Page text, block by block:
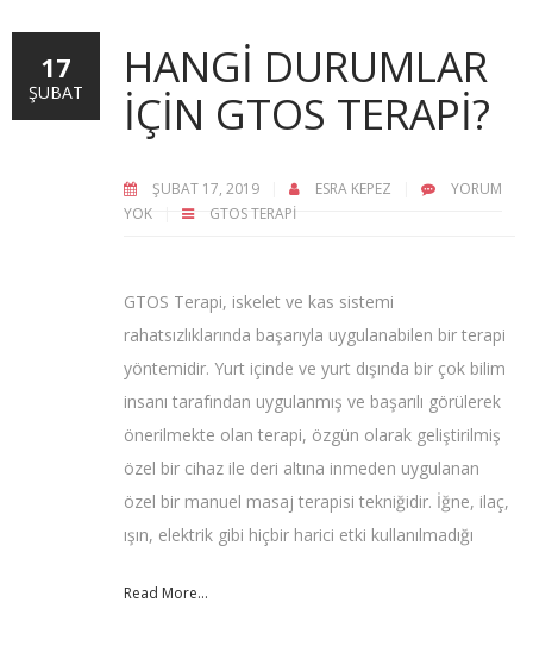
HANGI DURUMLAR
IÇIN GTOS TERAPI?
ŞUBAT 17, 2019 ESRA KEPEZ
YORUM
YOK
GTOS TERAPI
GTOS Terapi, iskelet ve kas sistemi
rahatsızlıklarında başarıyla uygulanabilen bir terapi
yöntemidir. Yurt içinde ve yurt dışında bir çok bilim
insanı tarafından uygulanmış ve başarılı görülerek
önerilmekte olan terapi, özgün olarak geliştirilmiş
özel bir cihaz ile deri altına inmeden uygulanan
özel bir manuel masaj terapisi tekniğidir. İğne, ilaç,
ışın, elektrik gibi hiçbir harici etki kullanılmadığı
Read More...
17
ŞUBAT